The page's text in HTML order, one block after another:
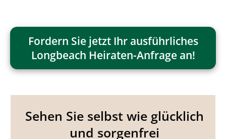
Fordern Sie jetzt Ihr ausführliches
Longbeach Heiraten-Anfrage an!
Sehen Sie selbst wie glücklich
und sorgenfrei